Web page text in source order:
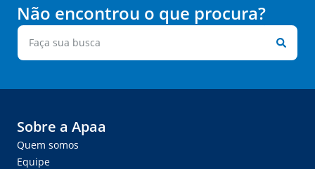
Não encontrou o que procura?
Sobre a Apaa
Quem somos
Equipe